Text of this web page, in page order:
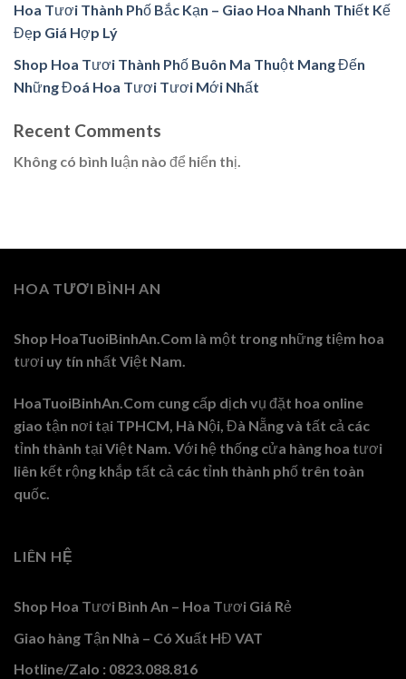
Hoa Tươi Thành Phố Bắc Kạn – Giao Hoa Nhanh Thiết Kế
Đẹp Giá Hợp Lý
Shop Hoa Tươi Thành Phố Buôn Ma Thuột Mang Đến
Những Đoá Hoa Tươi Tươi Mới Nhất
Recent Comments
Không có bình luận nào để hiển thị.
HOA TƯƠI BÌNH AN
Shop HoaTuoiBinhAn.Com là một trong những tiệm hoa
tươi uy tín nhất Việt Nam.
HoaTuoiBinhAn.Com cung cấp dịch vụ đặt hoa online
giao tận nơi tại TPHCM, Hà Nội, Đà Nẵng và tất cả các
tỉnh thành tại Việt Nam. Với hệ thống cửa hàng hoa tươi
liên kết rộng khắp tất cả các tỉnh thành phố trên toàn
quốc.
LIÊN HỆ
Shop Hoa Tươi Bình An – Hoa Tươi Giá Rẻ
Giao hàng Tận Nhà – Có Xuất HĐ VAT
Hotline/Zalo : 0823.088.816